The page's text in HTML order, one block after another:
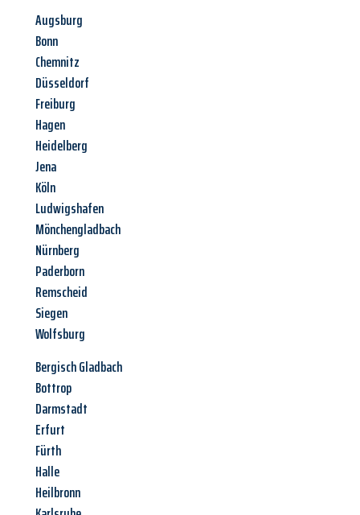
Augsburg
Bonn
Chemnitz
Düsseldorf
Freiburg
Hagen
Heidelberg
Jena
Köln
Ludwigshafen
Mönchengladbach
Nürnberg
Paderborn
Remscheid
Siegen
Wolfsburg
Bergisch Gladbach
Bottrop
Darmstadt
Erfurt
Fürth
Halle
Heilbronn